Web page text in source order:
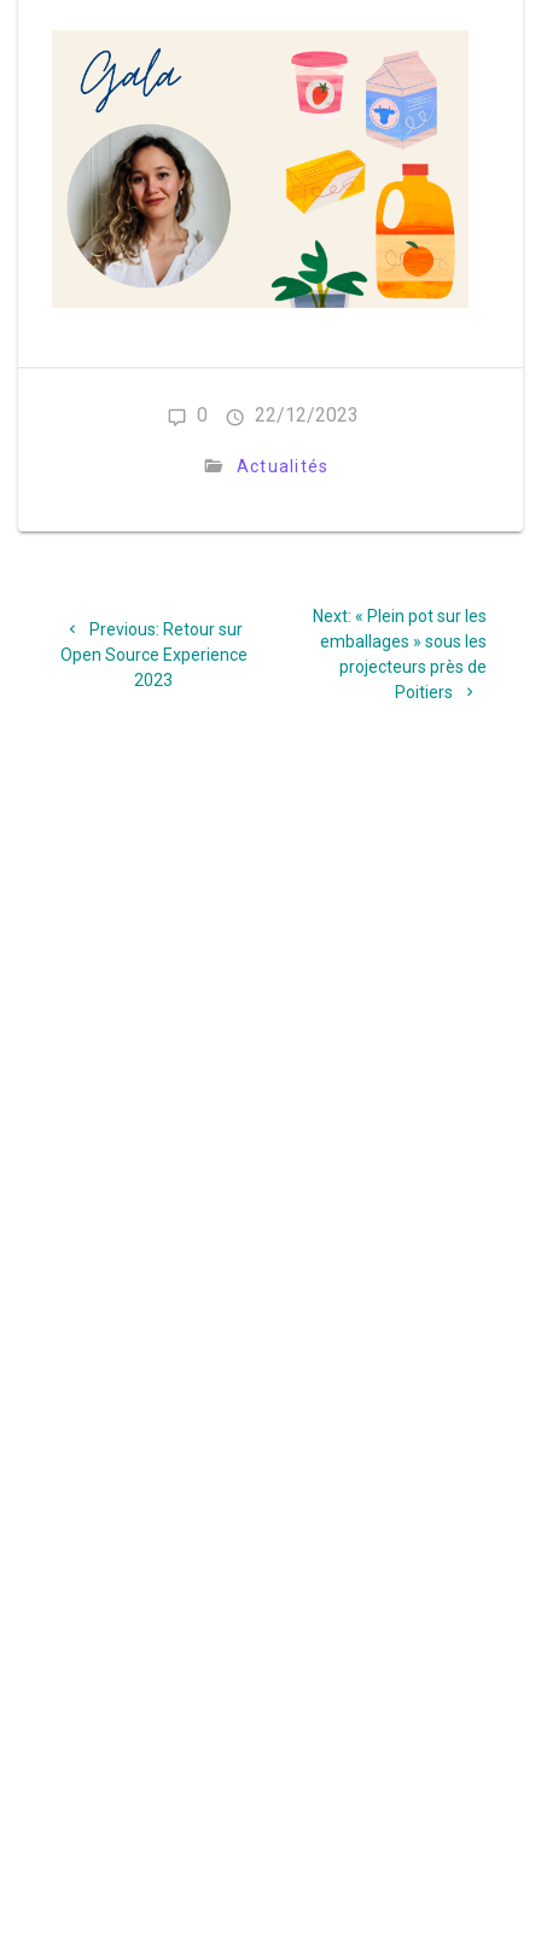
0 22/12/2023
Actualités
de
l’article
Previous: Previous
post:
Retour sur
Open Source Experience
2023
Next: Next
post:
« Plein pot sur les
emballages » sous les
projecteurs près de
Poitiers